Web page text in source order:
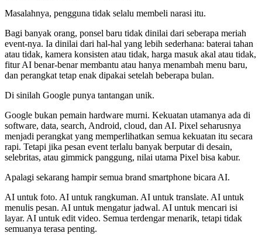
Masalahnya, pengguna tidak selalu membeli narasi itu.
Bagi banyak orang, ponsel baru tidak dinilai dari seberapa meriah
event-nya. Ia dinilai dari hal-hal yang lebih sederhana: baterai tahan
atau tidak, kamera konsisten atau tidak, harga masuk akal atau tidak,
fitur AI benar-benar membantu atau hanya menambah menu baru,
dan perangkat tetap enak dipakai setelah beberapa bulan.
Di sinilah Google punya tantangan unik.
Google bukan pemain hardware murni. Kekuatan utamanya ada di
software, data, search, Android, cloud, dan AI. Pixel seharusnya
menjadi perangkat yang memperlihatkan semua kekuatan itu secara
rapi. Tetapi jika pesan event terlalu banyak berputar di desain,
selebritas, atau gimmick panggung, nilai utama Pixel bisa kabur.
Apalagi sekarang hampir semua brand smartphone bicara AI.
AI untuk foto. AI untuk rangkuman. AI untuk translate. AI untuk
menulis pesan. AI untuk mengatur jadwal. AI untuk mencari isi
layar. AI untuk edit video. Semua terdengar menarik, tetapi tidak
semuanya terasa penting.